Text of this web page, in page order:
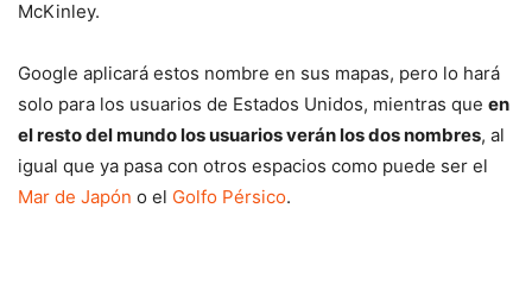
McKinley.
Google aplicará estos nombre en sus mapas, pero lo hará
solo para los usuarios de Estados Unidos, mientras que en
el resto del mundo los usuarios verán los dos nombres, al
igual que ya pasa con otros espacios como puede ser el
Mar de Japón o el Golfo Pérsico.